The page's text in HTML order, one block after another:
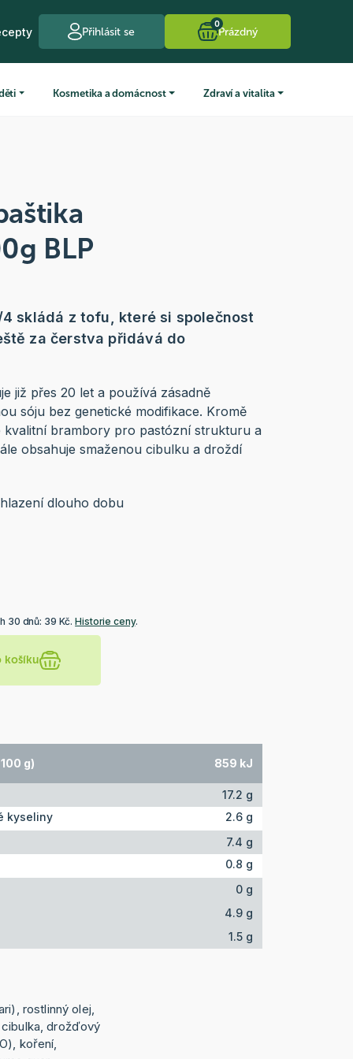
Přihlásit se
0
Prázdný
Kosmetika a domácnost Zdraví a vitalita
BLP
4 skládá z tofu, které si společnost
za čerstva přidává do
již přes 20 let a používá zásadně
sóju bez genetické modifikace. Kromě
brambory pro pastózní strukturu a
obsahuje smaženou cibulku a droždí
dlouho dobu
30 dnů: 39 Kč.Historie ceny.
košíku
g) 859 kJ
17.2 g
kyseliny
2.6 g
7.4 g
0.8 g
0 g
4.9 g
1.5 g
rostlinný olej,
drožďový
koření,